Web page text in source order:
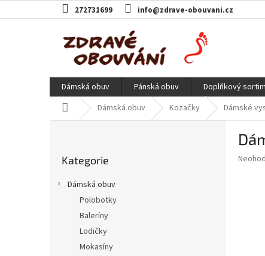
na
272731699 info@zdrave-obouvani.cz
Dámská obuv Pánská obuv Doplňkový
Domů Dámská obuv Kozačky Dámské
kategorie
Kategorie
Dámská obuv
Polobotky
Baleríny
Lodičky
Mokasíny